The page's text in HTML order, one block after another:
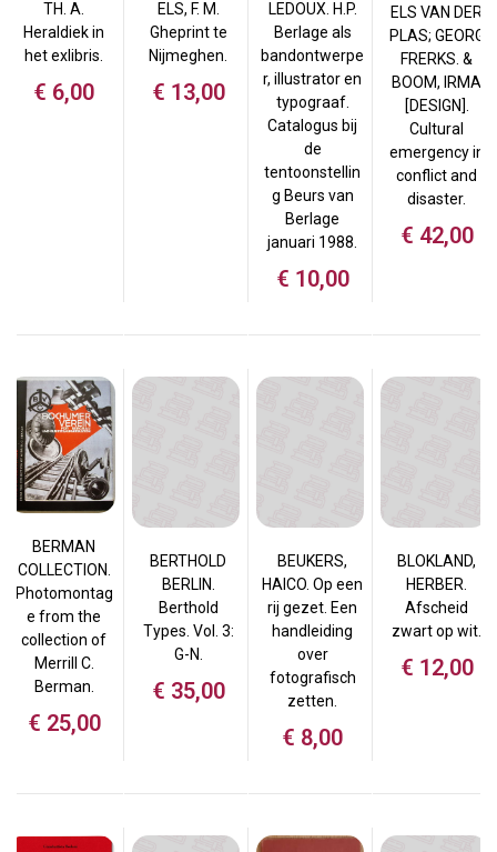
TH. A.
Heraldiek in
het exlibris.
€ 6,00
ELS, F. M.
Gheprint te
Nijmeghen.
€ 13,00
LEDOUX. H.P.
Berlage als
bandontwerpe
r, illustrator en
typograaf.
Catalogus bij
de
tentoonstellin
g Beurs van
Berlage
januari 1988.
€ 10,00
ELS VAN DER
PLAS; GEORG
FRERKS. &
BOOM, IRMA
[DESIGN].
Cultural
emergency in
conflict and
disaster.
€ 42,00
BERMAN
COLLECTION.
Photomontag
e from the
collection of
Merrill C.
Berman.
€ 25,00
BERTHOLD
BERLIN.
Berthold
Types. Vol. 3:
G-N.
€ 35,00
BEUKERS,
HAICO. Op een
rij gezet. Een
handleiding
over
fotografisch
zetten.
€ 8,00
BLOKLAND,
HERBER.
Afscheid
zwart op wit.
€ 12,00